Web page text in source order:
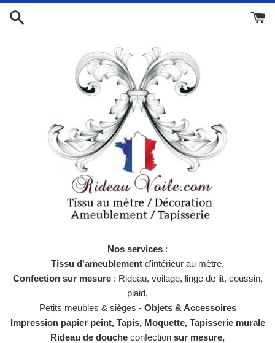
Passer
Nos services :
Tissu d'ameublement d'intérieur au mètre,
Confection sur mesure: Rideau, voilage, linge de lit, coussin,
plaid,
Petits meubles & sièges - Objets & Accessoires
Impression papier peint, Tapis, Moquette, Tapisserie murale
Rideau de douche confection sur mesure,